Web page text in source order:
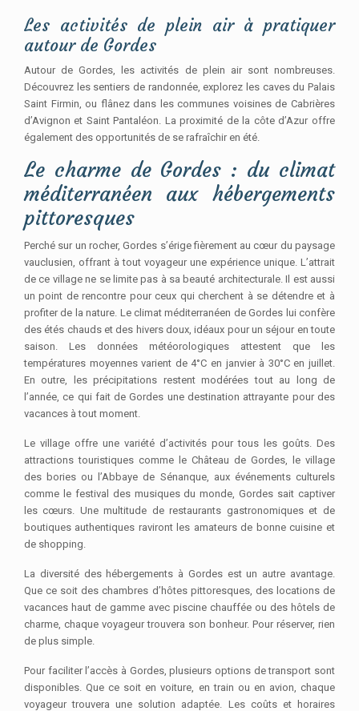
Les activités de plein air à pratiquer
autour de Gordes
Autour de Gordes, les activités de plein air sont nombreuses.
Découvrez les sentiers de randonnée, explorez les caves du Palais
Saint Firmin, ou flânez dans les communes voisines de Cabrières
d’Avignon et Saint Pantaléon. La proximité de la côte d’Azur offre
également des opportunités de se rafraîchir en été.
Le charme de Gordes : du climat
méditerranéen aux hébergements
pittoresques
Perché sur un rocher, Gordes s’érige fièrement au cœur du paysage
vauclusien, offrant à tout voyageur une expérience unique. L’attrait
de ce village ne se limite pas à sa beauté architecturale. Il est aussi
un point de rencontre pour ceux qui cherchent à se détendre et à
profiter de la nature. Le climat méditerranéen de Gordes lui confère
des étés chauds et des hivers doux, idéaux pour un séjour en toute
saison. Les données météorologiques attestent que les
températures moyennes varient de 4°C en janvier à 30°C en juillet.
En outre, les précipitations restent modérées tout au long de
l’année, ce qui fait de Gordes une destination attrayante pour des
vacances à tout moment.
Le village offre une variété d’activités pour tous les goûts. Des
attractions touristiques comme le Château de Gordes, le village
des bories ou l’Abbaye de Sénanque, aux événements culturels
comme le festival des musiques du monde, Gordes sait captiver
les cœurs. Une multitude de restaurants gastronomiques et de
boutiques authentiques raviront les amateurs de bonne cuisine et
de shopping.
La diversité des hébergements à Gordes est un autre avantage.
Que ce soit des chambres d’hôtes pittoresques, des locations de
vacances haut de gamme avec piscine chauffée ou des hôtels de
charme, chaque voyageur trouvera son bonheur. Pour réserver, rien
de plus simple.
Pour faciliter l’accès à Gordes, plusieurs options de transport sont
disponibles. Que ce soit en voiture, en train ou en avion, chaque
voyageur trouvera une solution adaptée. Les coûts et horaires